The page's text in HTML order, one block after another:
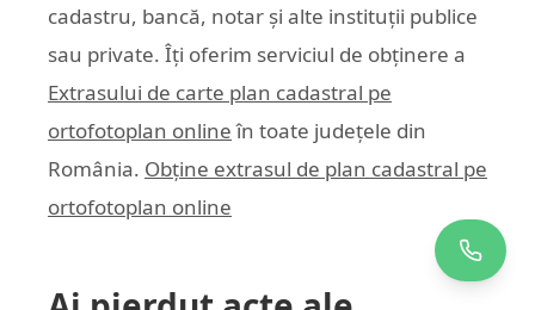
cadastru, bancă, notar și alte instituții publice
sau private. Îți oferim serviciul de obținere a
Extrasului de carte plan cadastral pe
ortofotoplan online în toate județele din
România. Obține extrasul de plan cadastral pe
ortofotoplan online